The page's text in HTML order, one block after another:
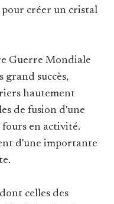
pour créer un cristal
Guerre Mondiale
grand succès,
hautement
de fusion d'une
fours en activité.
d'une importante
celles des